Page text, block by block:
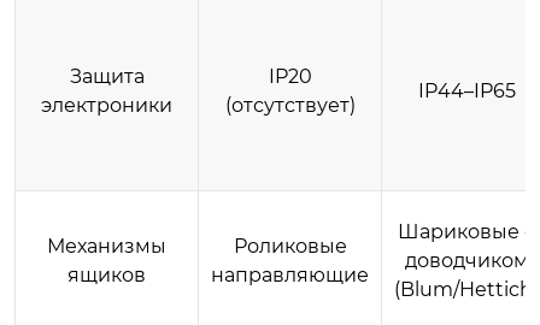
Защита
электроники
IP20
(отсутствует)
IP44–IP65
Механизмы
ящиков
Роликовые
направляющие
Шариковые с
доводчиком
(Blum/Hettich)